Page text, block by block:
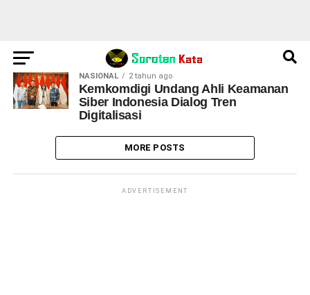
NASIONAL 2 tahun ago
Kemkomdigi Undang Ahli Keamanan
Siber Indonesia Dialog Tren
Digitalisasi
MORE POSTS
ADVERTISEMENT